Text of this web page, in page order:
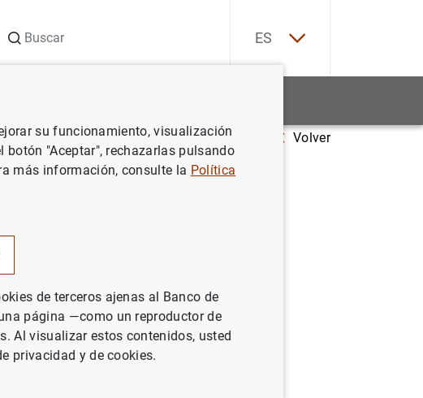
ES
en marzo de 2026 en el 101,6% del PIB Volver
se
del PIB
su funcionamiento, visualización
"Aceptar", rechazarlas pulsando
más información, consulte la Política
de terceros ajenas al Banco de
página —como un reproductor de
Al visualizar estos contenidos, usted
privacidad y de cookies.